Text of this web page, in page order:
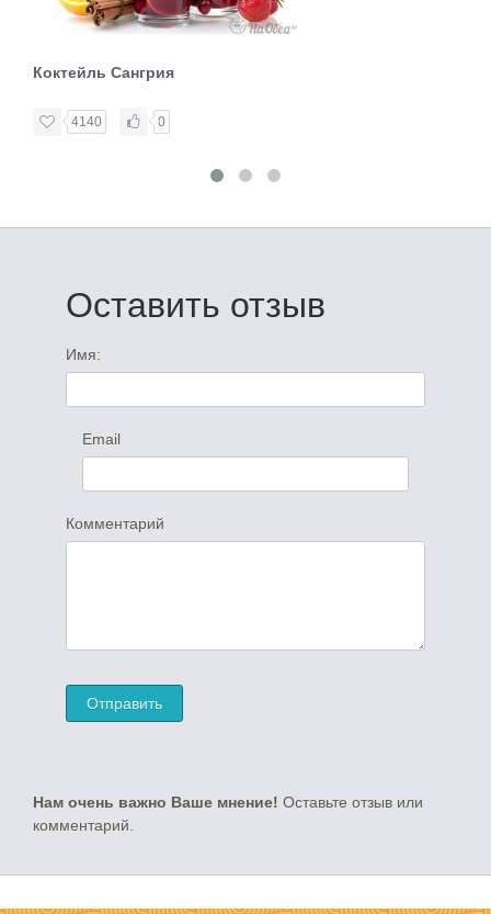
Коктейль Сангрия
4140 0
Оставить отзыв
Имя:
Email
Комментарий
Нам очень важно Ваше мнение! Оставьте отзыв или
комментарий.